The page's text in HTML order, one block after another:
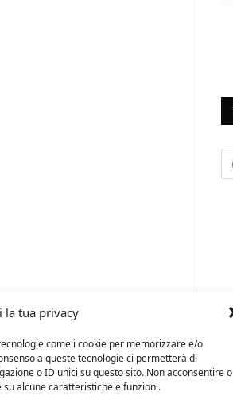
la tua privacy
come i cookie per memorizzare e/o
a queste tecnologie ci permetterà di
o ID unici su questo sito. Non acconsentire o
alcune caratteristiche e funzioni.